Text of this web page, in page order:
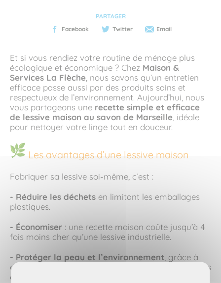
PARTAGER
Facebook
Twitter Email
Et si vous rendiez votre routine de ménage plus
écologique et économique ? Chez Maison &
Services La Flèche , nous savons qu’un entretien
efficace passe aussi par des produits sains et
respectueux de l’environnement. Aujourd’hui, nous
vous partageons une recette simple et efficace
de lessive maison au savon de Marseille , idéale
pour nettoyer votre linge tout en douceur.
Les avantages d’une lessive maison
Fabriquer sa lessive soi-même, c’est :
- Réduire les déchets en limitant les emballages
plastiques.
- Économiser : une recette maison coûte jusqu’à 4
fois moins cher qu’une lessive industrielle.
- Protéger la peau et l’environnement, grâce à
des ingrédients naturels, sans allergènes ni produits
chimiques agressifs.